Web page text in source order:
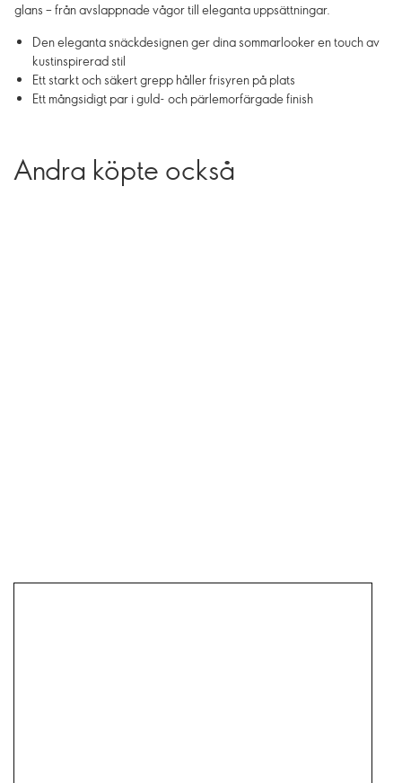
glans – från avslappnade vågor till eleganta uppsättningar.
Den eleganta snäckdesignen ger dina sommarlooker en touch av
kustinspirerad stil
Ett starkt och säkert grepp håller frisyren på plats
Ett mångsidigt par i guld- och pärlemorfärgade finish
Andra köpte också